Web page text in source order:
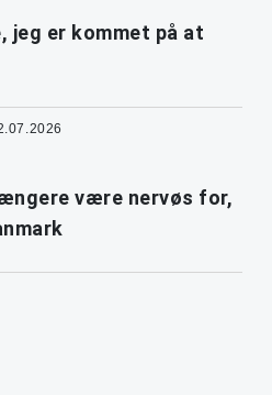
er kommet på at
være nervøs for,